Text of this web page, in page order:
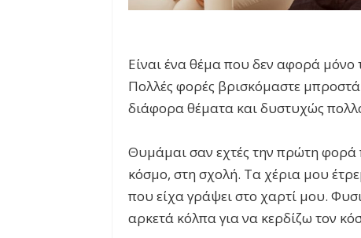
Είναι ένα θέμα που δεν αφορά
Πολλές φορές βρισκόμαστε
διάφορα θέματα και δυστυχώς
Θυμάμαι σαν εχτές την πρώτη
κόσμο, στη σχολή. Τα χέρια μου
που είχα γράψει στο χαρτί μου.
αρκετά κόλπα για να κερδίζω τον